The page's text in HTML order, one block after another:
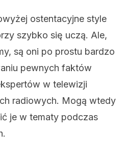
ostentacyjne style
szybko się uczą. Ale,
są oni po prostu bardzo
pewnych faktów
w telewizji
radiowych. Mogą wtedy
je w tematy podczas